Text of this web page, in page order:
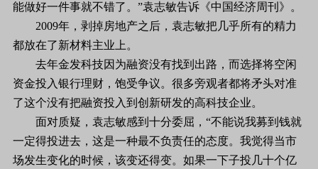
能做好一件事就不错了。”袁志敏告诉《中国经济周刊》。
2009年，剥掉房地产之后，袁志敏把几乎所有的精力
都放在了新材料主业上。
去年金发科技因为融资没有找到出路，而选择将空闲
资金投入银行理财，饱受争议。很多旁观者都将矛头对准
了这个没有把融资投入到创新研发的高科技企业。
面对质疑，袁志敏感到十分委屈，“不能说我募到钱就
一定得投进去，这是一种最不负责任的态度。我觉得当市
场发生变化的时候，该变还得变。如果一下子投几十个亿